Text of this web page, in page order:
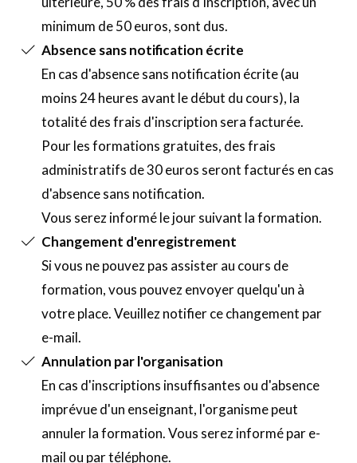
minimum de 50 euros, sont dus.
Absence sans notification écrite
En cas d'absence sans notification écrite (au
moins 24 heures avant le début du cours), la
totalité des frais d'inscription sera facturée.
Pour les formations gratuites, des frais
administratifs de 30 euros seront facturés en cas
d'absence sans notification.
Vous serez informé le jour suivant la formation.
Changement d'enregistrement
Si vous ne pouvez pas assister au cours de
formation, vous pouvez envoyer quelqu'un à
votre place. Veuillez notifier ce changement par
e-mail.
Annulation par l'organisation
En cas d'inscriptions insuffisantes ou d'absence
imprévue d'un enseignant, l'organisme peut
annuler la formation. Vous serez informé par e-
mail ou par téléphone.